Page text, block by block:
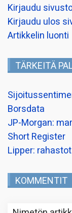
Kirjaudu
Kirjaudu ulos
Artikkelin luonti
TÄRKEITÄ
Borsdata
JP-Morgan:
Short Register
Lipper:
KOMMENTIT